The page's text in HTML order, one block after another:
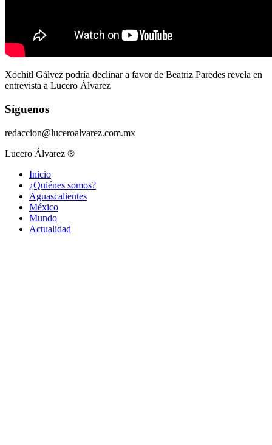
Xóchitl Gálvez podría declinar a favor de Beatriz Paredes revela en
entrevista a Lucero Álvarez
Síguenos
redaccion@luceroalvarez.com.mx
Lucero Álvarez ®
Inicio
¿Quiénes somos?
Aguascalientes
México
Mundo
Actualidad